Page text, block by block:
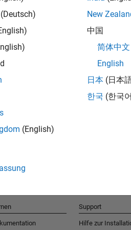
Talent
Erhalten Sie
und
(Deutsch)
(English)
New
中国
简体中文
English
日本 (日本
한국 (한국
Support
Hilfe zur